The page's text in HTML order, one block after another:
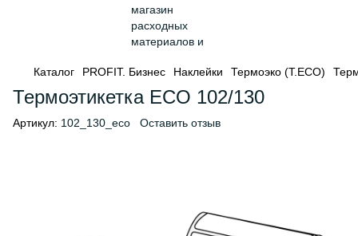
Каталог PROFIT. Бизнес Наклейки Термоэко (Т.ЕСО)
Термоэтикетка ECO 102/130
Артикул: 102_130_eco Оставить отзыв